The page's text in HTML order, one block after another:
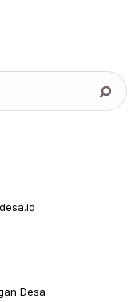
Desa